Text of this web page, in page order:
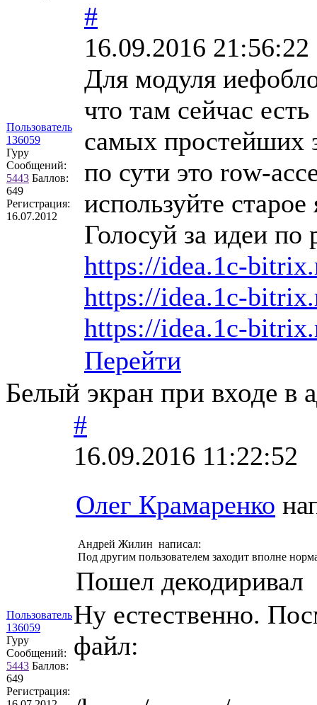
Пользователь
136059
Гуру
Сообщений:
5443 Баллов:
649
Регистрация:
16.07.2012
#
16.09.2016 21:56:22
Для модуля
что там сейчас
самых простейших
по сути это row-
используйте
Голосуй за идеи
https://idea.1c-
https://idea.1c-
https://idea.1c-
Перейти
Белый экран при входе в
Пользователь
136059
Гуру
Сообщений:
5443 Баллов:
649
Регистрация:
#
16.09.2016 11:22:52
Олег Крамаренко
Андрей Жилин написал:
Под другим пользователем заходит вполне
Пошел декодиривал
Ну естественно.
файл: